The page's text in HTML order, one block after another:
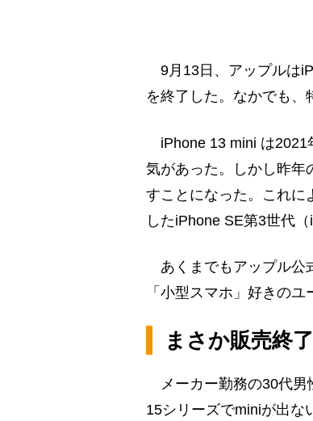
9月13日、アップルは
を終了した。なかでも、
iPhone 13 mini は2021
気があった。しかし昨年
すことになった。これに
したiPhone SE第3世代
あくまでもアップル公
「小型スマホ」好きの
まさか販売終
メーカー勤務の30代男
15シリーズでminiが出な